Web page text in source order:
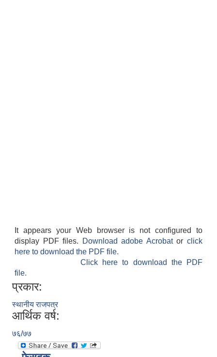
It appears your Web browser is not configured to
display PDF files.
Download adobe Acrobatorclick
here to download the PDF file.
Click here to download the PDF
file.
प्रकार:
स्थानीय राजपत्र
आर्थिक वर्ष:
७६/७७